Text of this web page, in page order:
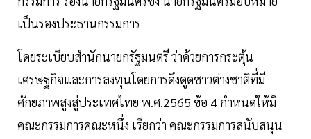
เป็นรองประธานกรรมการ
โดยระเบียบสำนักนายกรัฐมนตรี ว่าด้วยการกระตุ้น
เศรษฐกิจและการลงทุนโดยการดึงดูดชาวต่างชาติที่มี
ศักยภาพสูงสู่ประเทศไทย พ.ศ.2565 ข้อ 4 กำหนดให้มี
คณะกรรมการคณะหนึ่ง เรียกว่า คณะกรรมการสนับสนุน